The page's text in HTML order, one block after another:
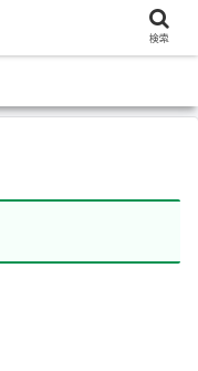
検索